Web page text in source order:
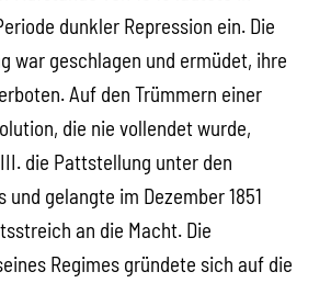
dunkler Repression ein. Die
war geschlagen und ermüdet, ihre
Auf den Trümmern einer
die nie vollendet wurde,
die Pattstellung unter den
und gelangte im Dezember 1851
an die Macht. Die
Regimes gründete sich auf die